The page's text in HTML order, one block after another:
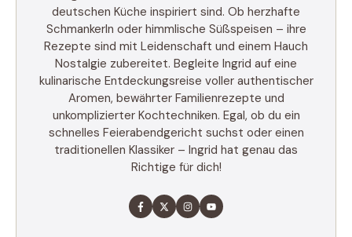
deutschen Küche inspiriert sind. Ob herzhafte
Schmankerln oder himmlische Süßspeisen – ihre
Rezepte sind mit Leidenschaft und einem Hauch
Nostalgie zubereitet. Begleite Ingrid auf eine
kulinarische Entdeckungsreise voller authentischer
Aromen, bewährter Familienrezepte und
unkomplizierter Kochtechniken. Egal, ob du ein
schnelles Feierabendgericht suchst oder einen
traditionellen Klassiker – Ingrid hat genau das
Richtige für dich!